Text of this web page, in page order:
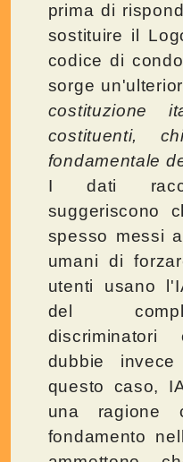
prima di
sostituire il
codice di
sorge
costituzione
costituenti,
fondamentale
I dati
suggeriscono
spesso messi
umani di
utenti usano
del
dubbie
questo caso,
una ragione
fondamento